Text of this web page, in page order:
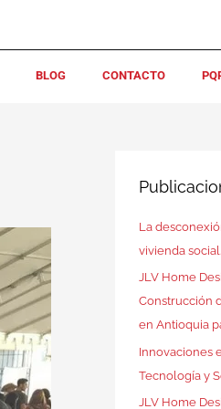
BLOG CONTACTO
La
vivienda social.
JLV Home
Construcción
en Antioquia
Innovaciones
Tecnología y
JLV Home